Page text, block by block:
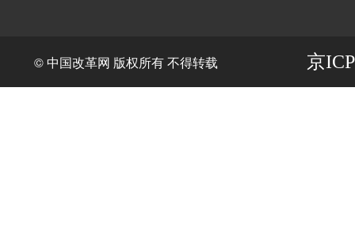
© 中国改革网 版权所有 不得转载 京